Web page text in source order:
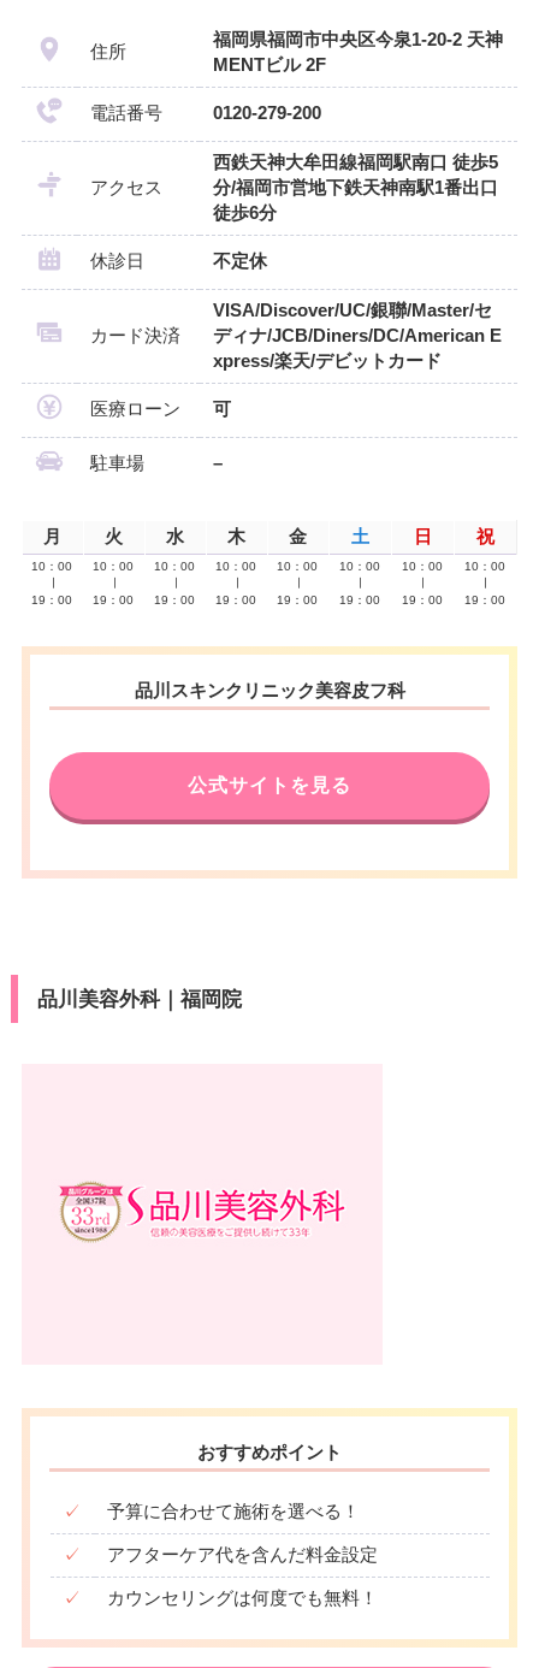
住所
福岡県福岡市中央区今泉1-20-2 天神
MENTビル 2F
電話番号 0120-279-200
アクセス
西鉄天神大牟田線福岡駅南口 徒歩5
分/福岡市営地下鉄天神南駅1番出口
徒歩6分
休診日 不定休
カード決済
VISA/Discover/UC/銀聯/Master/セ
ディナ/JCB/Diners/DC/American E
xpress/楽天/デビットカード
医療ローン 可
駐車場 –
月 火 水 木 金 土 日 祝
10：00
19：00
10：00
19：00
10：00
19：00
10：00
19：00
10：00
19：00
10：00
19：00
10：00
19：00
10：00
19：00
品川スキンクリニック美容皮フ科
公式サイトを見る
品川美容外科｜福岡院
おすすめポイント
✓ 予算に合わせて施術を選べる！
✓ アフターケア代を含んだ料金設定
✓ カウンセリングは何度でも無料！